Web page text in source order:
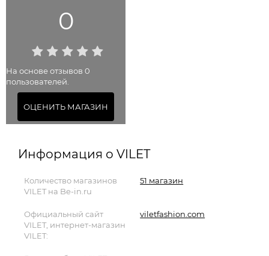
0
На основе отзывов 0
пользователей.
ОЦЕНИТЬ МАГАЗИН
Информация о VILET
Количество магазинов
VILET на Be-in.ru
51 магазин
Официальный сайт
VILET, интернет-магазин
VILET:
viletfashion.com